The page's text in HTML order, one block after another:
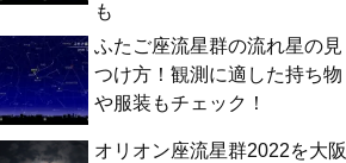
も
ふたご座流星群の流れ星の見
つけ方！観測に適した持ち物
や服装もチェック！
オリオン座流星群2022を大阪